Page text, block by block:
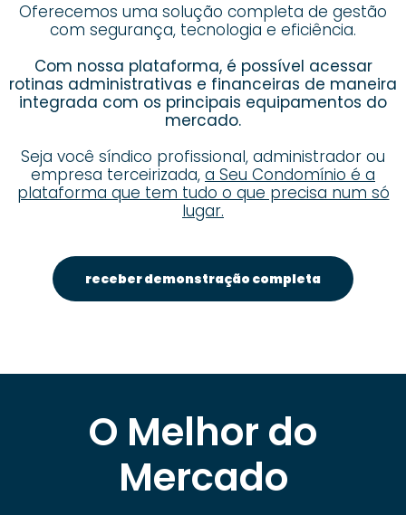
Oferecemos uma solução completa de gestão
com segurança, tecnologia e eficiência.
Com nossa plataforma, é possível acessar
rotinas administrativas e financeiras de maneira
integrada com os principais equipamentos do
mercado.
Seja você síndico profissional, administrador ou
empresa terceirizada, a Seu Condomínio é a
plataforma que tem tudo o que precisa num só
lugar.
receber demonstração completa
O Melhor do
Mercado